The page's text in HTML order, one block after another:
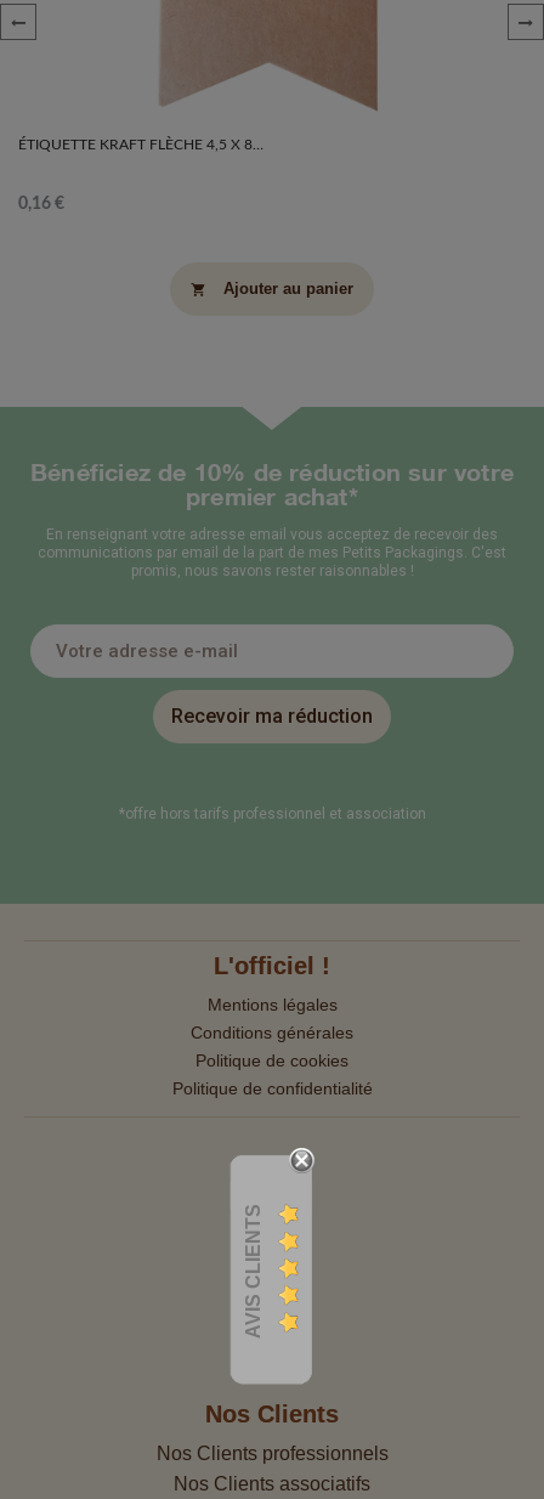
ÉTIQUETTE KRAFT FLÈCHE 4,5 X 8
0,16 €
shopping_cart Ajouter au panier
Bénéficiez de 10% de réduction sur votre
premier achat*
En renseignant votre adresse email vous acceptez de recevoir des
communications par email de la part de mes Petits Packagings. C'est
promis, nous savons rester raisonnables !
Recevoir ma réduction
*offre hors tarifs professionnel et association
L'officiel !
Mentions légales
Conditions générales
Politique de cookies
Politique de confidentialité
AVIS CLIENTS
Nos Clients
Nos Clients professionnels
Nos Clients associatifs